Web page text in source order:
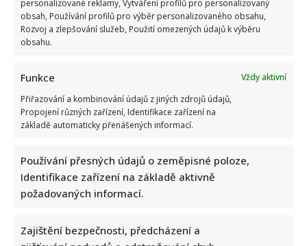
personalizované reklamy, Vytváření profilů pro personalizovaný
obsah, Používání profilů pro výběr personalizovaného obsahu,
Rozvoj a zlepšování služeb, Použití omezených údajů k výběru
obsahu.
Funkce
Vždy aktivní
Přiřazování a kombinování údajů z jiných zdrojů údajů,
Propojení různých zařízení, Identifikace zařízení na
základě automaticky přenášených informací.
Používání přesných údajů o zeměpisné poloze,
Identifikace zařízení na základě aktivně
požadovaných informací.
Zajištění bezpečnosti, předcházení a